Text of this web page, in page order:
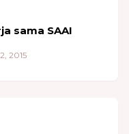
sama SAAI
2015